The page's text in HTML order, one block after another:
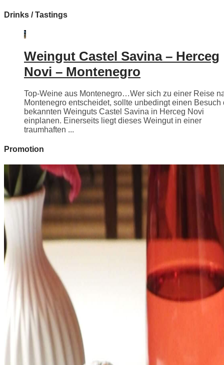
Drinks / Tastings
Weingut Castel Savina – Herceg
Novi – Montenegro
Top-Weine aus Montenegro…Wer sich zu einer Reise
Montenegro entscheidet, sollte unbedingt einen Besuch
bekannten Weinguts Castel Savina in Herceg Novi
einplanen. Einerseits liegt dieses Weingut in einer
traumhaften ...
Promotion